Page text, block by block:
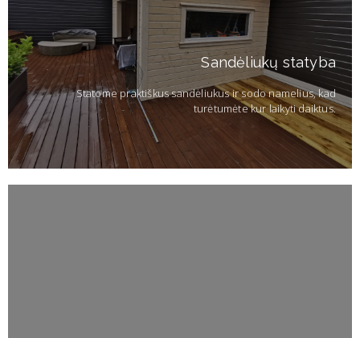
Sandėliukų statyba
Statome praktiškus sandėliukus ir sodo namelius, kad
turėtumėte kur laikyti daiktus.